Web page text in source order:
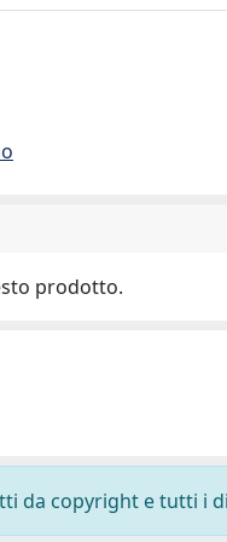
prodotto.
da copyright e tutti i